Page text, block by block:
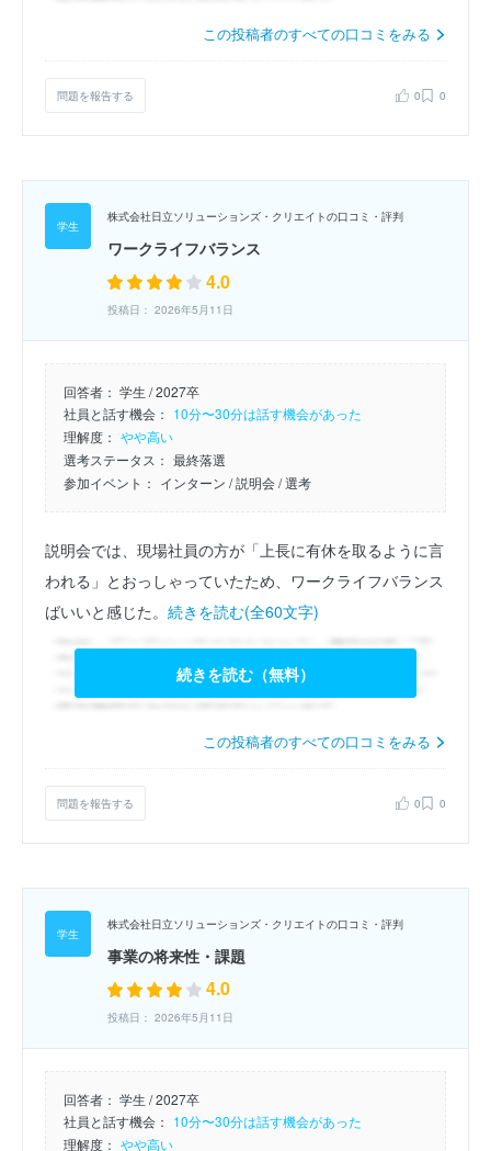
この投稿者のすべての口コミをみる
問題を報告する 0 0
株式会社日立ソリューションズ・クリエイトの口コミ・評判
ワークライフバランス
4.0
投稿日： 2026年5月11日
回答者： 学生 / 2027卒
社員と話す機会： 10分〜30分は話す機会があった
理解度： やや高い
選考ステータス： 最終落選
参加イベント： インターン / 説明会/ 選考
説明会では、現場社員の方が「上長に有休を取るように言
われる」とおっしゃっていたため、ワークライフバランス
ばいいと感じた。 続きを読む(全60文字)
続きを読む（無料）
この投稿者のすべての口コミをみる
問題を報告する 0 0
株式会社日立ソリューションズ・クリエイトの口コミ・評判
事業の将来性・課題
4.0
投稿日： 2026年5月11日
回答者： 学生 / 2027卒
社員と話す機会： 10分〜30分は話す機会があった
理解度： やや高い